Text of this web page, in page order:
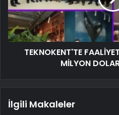
TEKNOKENT'TE
MİLYON
İlgili Makaleler